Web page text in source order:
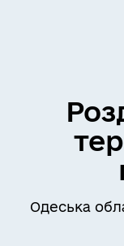
Одеська